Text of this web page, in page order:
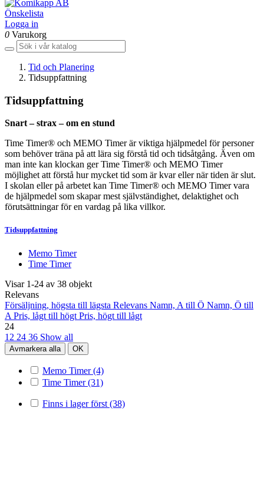
Önskelista
Logga in
0 Varukorg
Tid och Planering
Tidsuppfattning
Tidsuppfattning
Snart – strax – om en stund
Time Timer® och MEMO Timer är viktiga hjälpmedel för personer
som behöver träna på att lära sig förstå tid och tidsåtgång. Även om
man inte kan klockan ger Time Timer® och MEMO Timer
möjlighet att förstå hur mycket tid som är kvar eller när tiden är slut.
I skolan eller på arbetet kan Time Timer® och MEMO Timer vara
de hjälpmedel som skapar mest självständighet, delaktighet och
förutsättningar för en vardag på lika villkor.
Tidsuppfattning
Memo Timer
Time Timer
Visar 1-24 av 38 objekt
Relevans
Försäljning, högsta till lägsta Relevans Namn, A till Ö Namn, Ö till
A Pris, lågt till högt Pris, högt till lågt
24
12 24 36 Show all
Avmarkera alla OK
Memo Timer(4)
Time Timer(31)
Finns i lager först (38)